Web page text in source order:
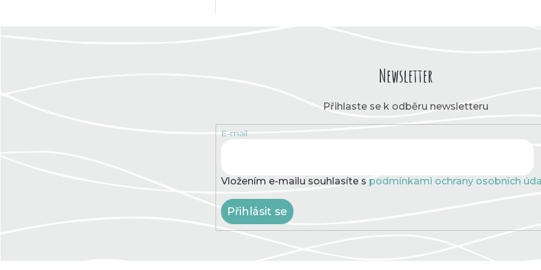
Newsletter
Přihlaste se k odběru newsletteru
E-mail
Vložením e-mailu souhlasíte s podmínkami ochrany osobních
Přihlásit se